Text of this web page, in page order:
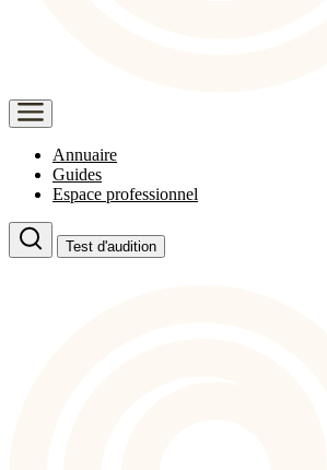
Annuaire
Guides
Espace professionnel
Test d'audition